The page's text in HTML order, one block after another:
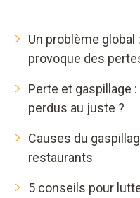
Un problème global
provoque des
Perte et gaspillage
perdus au juste ?
Causes du
restaurants
5 conseils pour